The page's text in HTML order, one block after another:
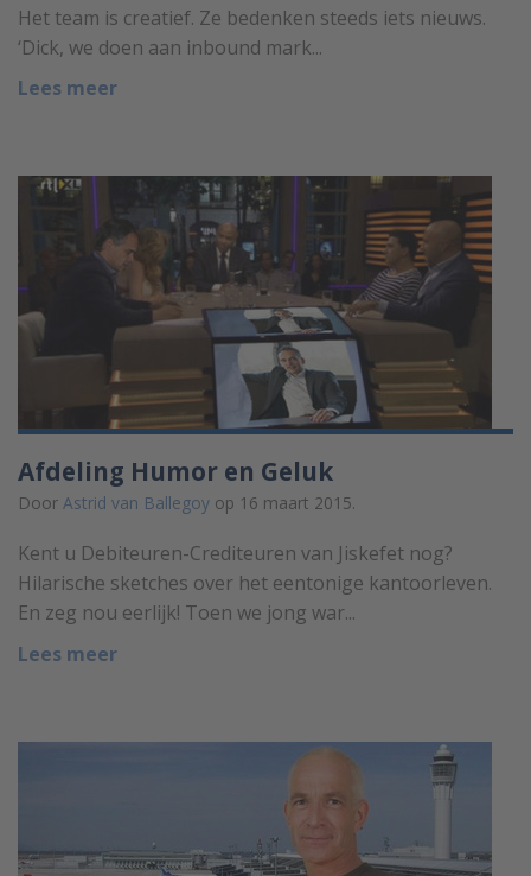
Het team is creatief. Ze bedenken steeds iets nieuws.
‘Dick, we doen aan inbound mark...
Lees meer
Afdeling Humor en Geluk
Door Astrid van Ballegoy op 16 maart 2015.
Kent u Debiteuren-Crediteuren van Jiskefet nog?
Hilarische sketches over het eentonige kantoorleven.
En zeg nou eerlijk! Toen we jong war...
Lees meer